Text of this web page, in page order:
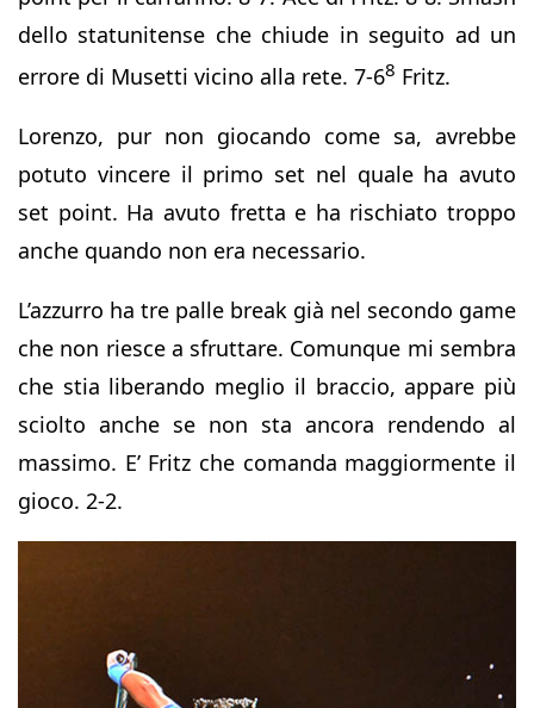
dello statunitense che chiude in seguito ad un
errore di Musetti vicino alla rete. 7-68 Fritz.
Lorenzo, pur non giocando come sa, avrebbe
potuto vincere il primo set nel quale ha avuto
set point. Ha avuto fretta e ha rischiato troppo
anche quando non era necessario.
L’azzurro ha tre palle break già nel secondo game
che non riesce a sfruttare. Comunque mi sembra
che stia liberando meglio il braccio, appare più
sciolto anche se non sta ancora rendendo al
massimo. E’ Fritz che comanda maggiormente il
gioco. 2-2.